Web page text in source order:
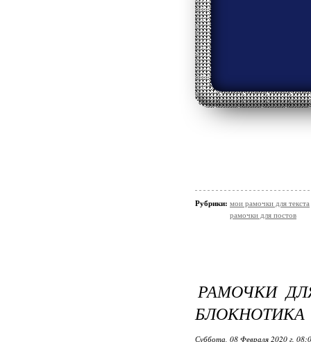
Рубрики: мои рамочки для текста
рамочки для постов
РАМОЧКИ
БЛОКНОТИКА
Суббота, 08 Февраля 2020 г.